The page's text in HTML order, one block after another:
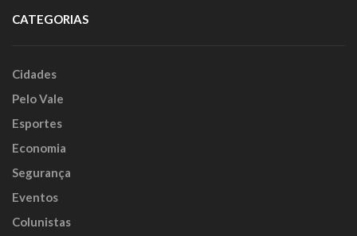
CATEGORIAS
Cidades
Pelo Vale
Esportes
Economia
Segurança
Eventos
Colunistas